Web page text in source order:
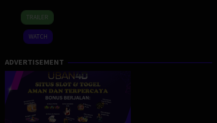
6
Dec
2024
William
Goldenberg
TRAILER
WATCH
ADVERTISEMENT